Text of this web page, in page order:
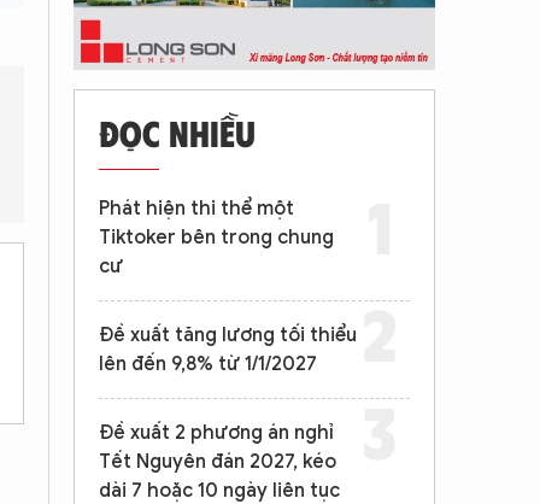
ĐỌC NHIỀU
Phát hiện thi thể một
Tiktoker bên trong chung
cư
Đề xuất tăng lương tối thiểu
lên đến 9,8% từ 1/1/2027
Đề xuất 2 phương án nghỉ
Tết Nguyên đán 2027, kéo
dài 7 hoặc 10 ngày liên tục